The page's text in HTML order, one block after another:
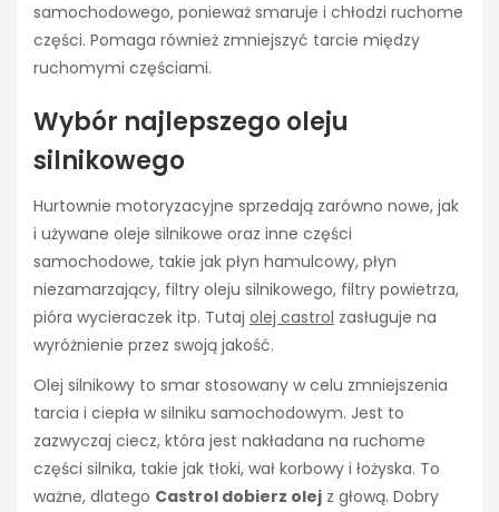
samochodowego, ponieważ smaruje i chłodzi ruchome
części. Pomaga również zmniejszyć tarcie między
ruchomymi częściami.
Wybór najlepszego oleju
silnikowego
Hurtownie motoryzacyjne sprzedają zarówno nowe, jak
i używane oleje silnikowe oraz inne części
samochodowe, takie jak płyn hamulcowy, płyn
niezamarzający, filtry oleju silnikowego, filtry powietrza,
pióra wycieraczek itp. Tutaj olej castrol zasługuje na
wyróżnienie przez swoją jakość.
Olej silnikowy to smar stosowany w celu zmniejszenia
tarcia i ciepła w silniku samochodowym. Jest to
zazwyczaj ciecz, która jest nakładana na ruchome
części silnika, takie jak tłoki, wał korbowy i łożyska. To
ważne, dlatego Castrol dobierz olej z głową. Dobry